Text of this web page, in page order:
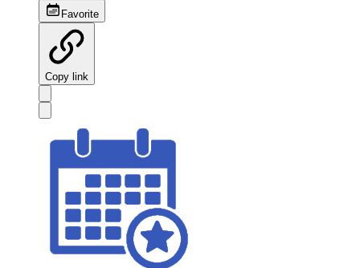
Favorite
Copy link